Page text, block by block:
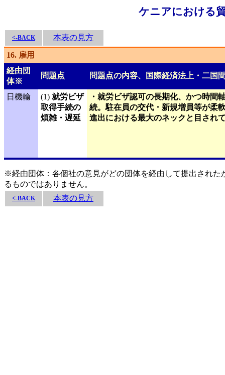
ケニアにおける
<-BACK 本表の見方
16. 雇用
経由団
体※
問題点 問題点の内容、国際経済法上・二国
日機輸 (1) 就労ビザ
取得手続の
煩雑・遅延
・就労ビザ認可の長期化、かつ時間
続。駐在員の交代・新規増員等が柔
進出における最大のネックと目され
※経由団体：各個社の意見がどの団体を経由して提出され
るものではありません。
<-BACK 本表の見方